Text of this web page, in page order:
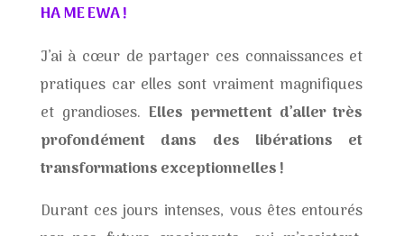
HA ME EWA !
J’ai à cœur de partager ces connaissances et
pratiques car elles sont vraiment magnifiques
et grandioses. Elles permettent d’aller très
profondément dans des libérations et
transformations exceptionnelles !
Durant ces jours intenses, vous êtes entourés